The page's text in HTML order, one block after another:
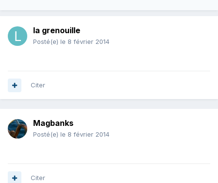
la grenouille
Posté(e) le 8 février 2014
Citer
Magbanks
Posté(e) le 8 février 2014
Citer